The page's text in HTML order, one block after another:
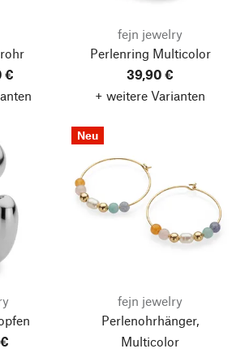
€
fejn jewelry
Perlenring Multicolor
39,90 €
+ weitere Varianten
Neu
fejn jewelry
Perlenohrhänger,
Multicolor